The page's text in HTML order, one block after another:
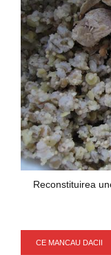
Reconstituirea
CE MANCAU DACII